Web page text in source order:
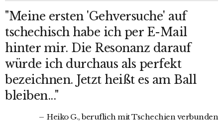
"Meine ersten 'Gehversuche' auf
tschechisch habe ich per E-Mail
hinter mir. Die Resonanz darauf
würde ich durchaus als perfekt
bezeichnen. Jetzt heißt es am Ball
bleiben..."
Heiko G., beruflich mit Tschechien verbunden